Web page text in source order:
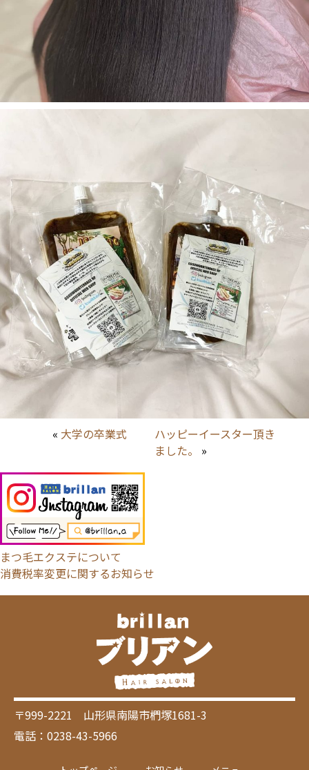
« 大学の卒業式
ハッピーイースター頂き
ました。
»
まつ毛エクステについて
消費税率変更に関するお知らせ
〒999-2221 山形県南陽市椚塚1681-3
電話：0238-43-5966